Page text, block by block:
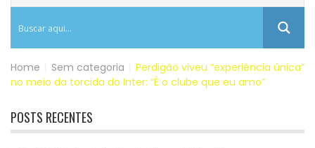
Home Sem categoria
Perdigão viveu “experiência única”
no meio da torcida do Inter: “É o clube que eu amo”
POSTS RECENTES